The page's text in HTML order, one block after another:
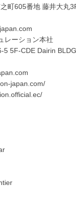
町605番地 藤井大丸
レーション本社
5 5F-CDE Dairin BLDG
japan.com/